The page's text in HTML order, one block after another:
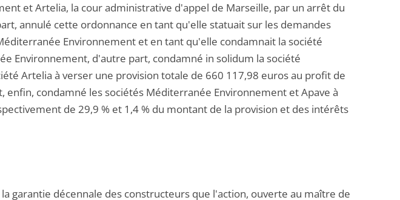
et Artelia, la cour administrative d'appel de Marseille, par un arrêt du
annulé cette ordonnance en tant qu'elle statuait sur les demandes
Environnement et en tant qu'elle condamnait la société
Environnement, d'autre part, condamné in solidum la société
Artelia à verser une provision totale de 660 117,98 euros au profit de
enfin, condamné les sociétés Méditerranée Environnement et Apave à
de 29,9 % et 1,4 % du montant de la provision et des intérêts
garantie décennale des constructeurs que l'action, ouverte au maître de